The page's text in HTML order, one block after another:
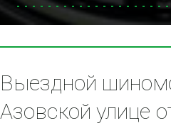
Выездной
Азовской улице